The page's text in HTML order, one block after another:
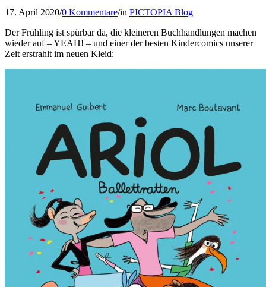
17. April 2020/0 Kommentare/in PICTOPIA Blog
Der Frühling ist spürbar da, die kleineren Buchhandlungen machen
wieder auf – YEAH! – und einer der besten Kindercomics unserer
Zeit erstrahlt im neuen Kleid: